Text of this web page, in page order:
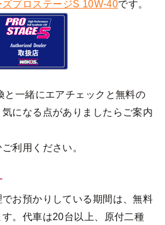
ズプロステージS 10W-40です。
と一緒にエアチェックと無料の
になる点がありましたらご案内
利用ください。
お預かりしている期間は、無料
。代車は20台以上、原付二種